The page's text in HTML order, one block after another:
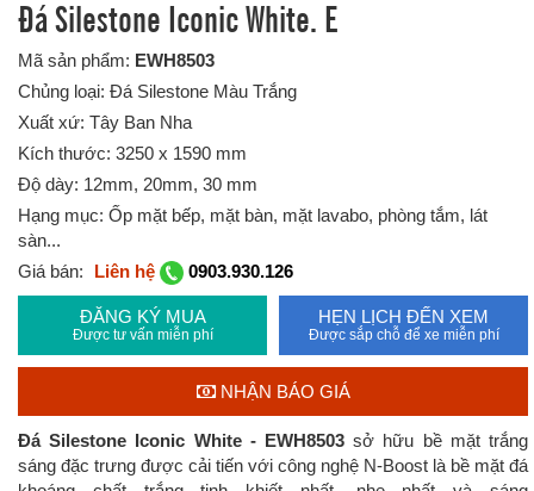
Đá Silestone Iconic White. E
Mã sản phẩm: EWH8503
Chủng loại: Đá Silestone Màu Trắng
Xuất xứ: Tây Ban Nha
Kích thước: 3250 x 1590 mm
Độ dày: 12mm, 20mm, 30 mm
Hạng mục: Ốp mặt bếp, mặt bàn, mặt lavabo, phòng tắm, lát
sàn...
Giá bán:
Liên hệ 0903.930.126
ĐĂNG KÝ MUA
Được tư vấn miễn phí
HẸN LỊCH ĐẾN XEM
Được sắp chỗ để xe miễn phí
NHẬN BÁO GIÁ
Đá Silestone Iconic White - EWH8503 sở hữu bề mặt trắng
sáng đặc trưng được cải tiến với công nghệ N-Boost là bề mặt đá